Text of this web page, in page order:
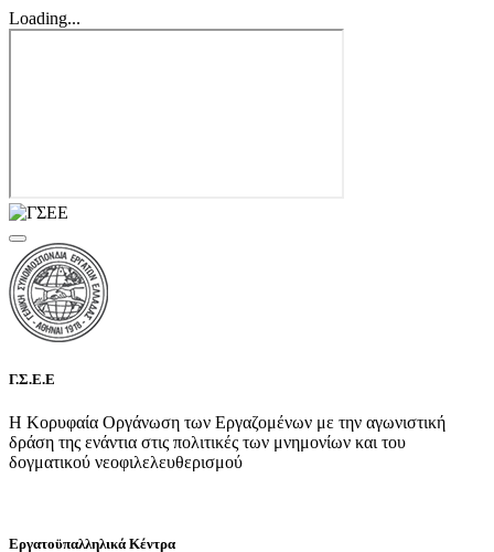
Loading...
Γ.Σ.Ε.Ε
Η Κορυφαία Οργάνωση των Εργαζομένων με την αγωνιστική
δράση της ενάντια στις πολιτικές των μνημονίων και του
δογματικού νεοφιλελευθερισμού
Εργατοϋπαλληλικά Κέντρα